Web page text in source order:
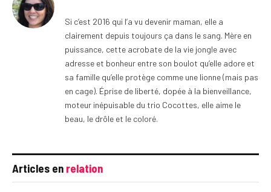
Si c’est 2016 qui l’a vu devenir maman, elle a
clairement depuis toujours ça dans le sang. Mère en
puissance, cette acrobate de la vie jongle avec
adresse et bonheur entre son boulot qu’elle adore et
sa famille qu’elle protège comme une lionne (mais pas
en cage). Éprise de liberté, dopée à la bienveillance,
moteur inépuisable du trio Cocottes, elle aime le
beau, le drôle et le coloré.
Articles en relation